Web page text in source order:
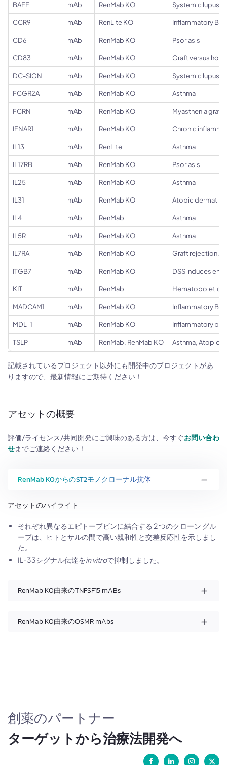
BAFF mAb RenMab KO Systemic lupus
CCR9 mAb RenLite KO Inflammatory
CD6 mAb RenMab KO Psoriasis
CD83 mAb RenMab KO Graft versus
DC-SIGN mAb RenMab KO Systemic lupus
FCGR2A mAb RenMab KO Asthma
FCRN mAb RenMab KO Myasthenia
IFNAR1 mAb RenMab KO Chronic
IL13 mAb RenLite Asthma
IL17RB mAb RenMab KO Psoriasis
IL25 mAb RenMab KO Asthma
IL31 mAb RenMab KO Atopic dermatitis
IL4 mAb RenMab Asthma
IL5R mAb RenMab KO Asthma
IL7RA mAb RenMab KO Graft rejection,
ITGB7 mAb RenMab KO DSS induces
KIT mAb RenMab Hematopoietic
MADCAM1 mAb RenMab KO Inflammatory
MDL-1 mAb RenMab KO Inflammatory
TSLP mAb RenMab, RenMab KO Asthma, Atopic
記載されているプロジェクト以外にも開発中のプロジェクトがあ
りますので、最新情報にご期待ください！
アセットの概要
評価/ライセンス/共同開発にご興味のある方は、今すぐお問い合わ
せまでご連絡ください！
RenMab KOからのST2モノクローナル抗体
アセットのハイライト
それぞれ異なるエピトープビンに結合する 2 つのクローン グル
ープは、ヒトとサルの間で高い親和性と交差反応性を示しまし
た。
IL-33シグナル伝達をin vitroで抑制しました。
RenMab KO由来のTNFSF15 mABs
RenMab KO由来のOSMR mAbs
創薬のパートナー
ターゲットから治療法開発へ